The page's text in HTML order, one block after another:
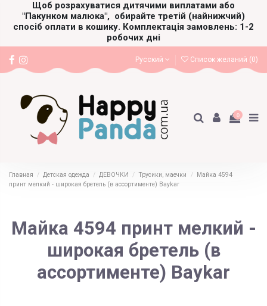
Щоб розрахуватися дитячими виплатами або
"Пакунком малюка", обирайте третій (найнижчий)
спосіб оплати в кошику. Комплектація замовлень: 1-2
робочих дні
Русский Список желаний (0)
0
Главная Детская одежда ДЕВОЧКИ Трусики, маечки
Майка 4594
принт мелкий - широкая бретель (в ассортименте) Baykar
Майка 4594 принт мелкий -
широкая бретель (в
ассортименте) Baykar